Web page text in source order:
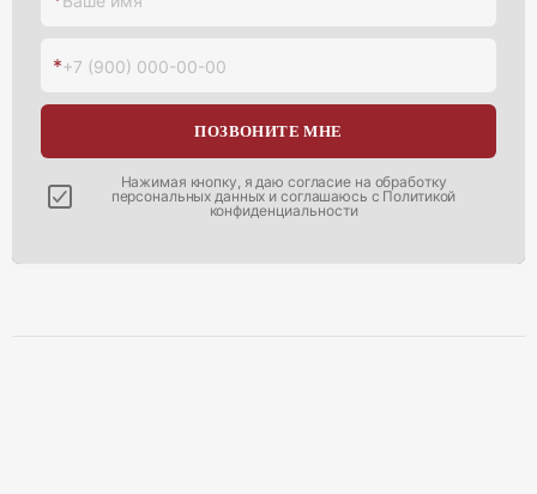
*+7 (900) 000-00-00
ПОЗВОНИТЕ МНЕ
Нажимая кнопку, я даю согласие на обработку
персональных данных и соглашаюсь с Политикой
конфиденциальности